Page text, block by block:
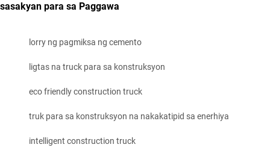
sasakyan para sa Paggawa
lorry ng pagmiksa ng cemento
ligtas na truck para sa konstruksyon
eco friendly construction truck
truk para sa konstruksyon na nakakatipid sa enerhiya
intelligent construction truck